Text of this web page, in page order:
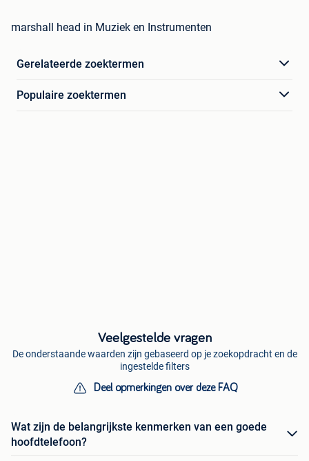
marshall head in Muziek en Instrumenten
Gerelateerde zoektermen
Populaire zoektermen
Veelgestelde vragen
De onderstaande waarden zijn gebaseerd op je zoekopdracht en de
ingestelde filters
Deel opmerkingen over deze FAQ
Wat zijn de belangrijkste kenmerken van een goede
hoofdtelefoon?